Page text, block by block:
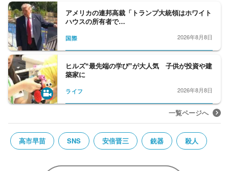
アメリカの連邦高裁「トランプ大統領はホワイト
ハウスの所有者で…
国際 2026年8月8日
ヒルズ“最先端の学び”が大人気 子供が投資や建
築家に
ライフ 2026年8月8日
一覧ページへ
高市早苗 SNS 安倍晋三 銃器 殺人